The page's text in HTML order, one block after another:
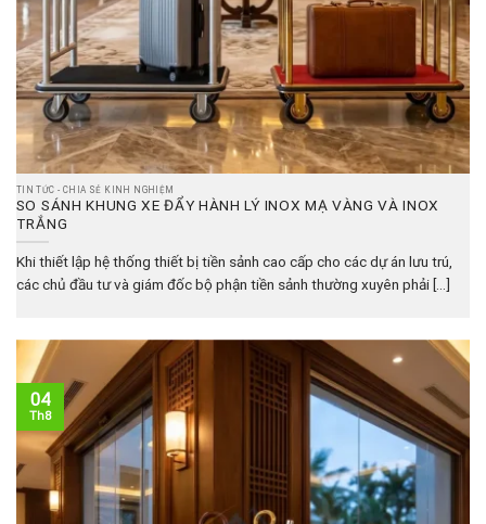
TIN TỨC - CHIA SẺ KINH NGHIỆM
SO SÁNH KHUNG XE ĐẨY HÀNH LÝ INOX MẠ VÀNG VÀ INOX
TRẮNG
Khi thiết lập hệ thống thiết bị tiền sảnh cao cấp cho các dự án lưu trú,
các chủ đầu tư và giám đốc bộ phận tiền sảnh thường xuyên phải [...]
04
Th8